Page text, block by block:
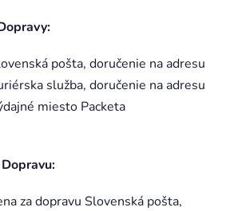
pošta, doručenie na adresu
služba, doručenie na adresu
miesto Packeta
za dopravu Slovenská pošta,